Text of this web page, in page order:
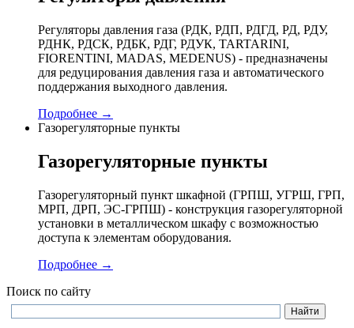
Регуляторы давления газа (РДК, РДП, РДГД, РД, РДУ,
РДНК, РДСК, РДБК, РДГ, РДУК, TARTARINI,
FIORENTINI, MADAS, MEDENUS) - предназначены
для редуцирования давления газа и автоматического
поддержания выходного давления.
Подробнее →
Газорегуляторные пункты
Газорегуляторные пункты
Газорегуляторный пункт шкафной (ГРПШ, УГРШ, ГРП,
МРП, ДРП, ЭС-ГРПШ) - конструкция газорегуляторной
установки в металлическом шкафу с возможностью
доступа к элементам оборудования.
Подробнее →
Поиск по сайту